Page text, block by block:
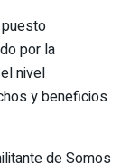
por la
nivel
y beneficios
de Somos